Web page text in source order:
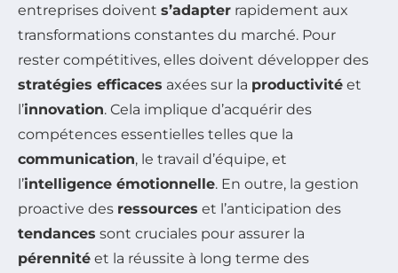
entreprises doivent s’adapter rapidement aux
transformations constantes du marché. Pour
rester compétitives, elles doivent développer des
stratégies efficaces axées sur la productivité et
l’innovation. Cela implique d’acquérir des
compétences essentielles telles que la
communication, le travail d’équipe, et
l’intelligence émotionnelle. En outre, la gestion
proactive des ressources et l’anticipation des
tendances sont cruciales pour assurer la
pérennité et la réussite à long terme des